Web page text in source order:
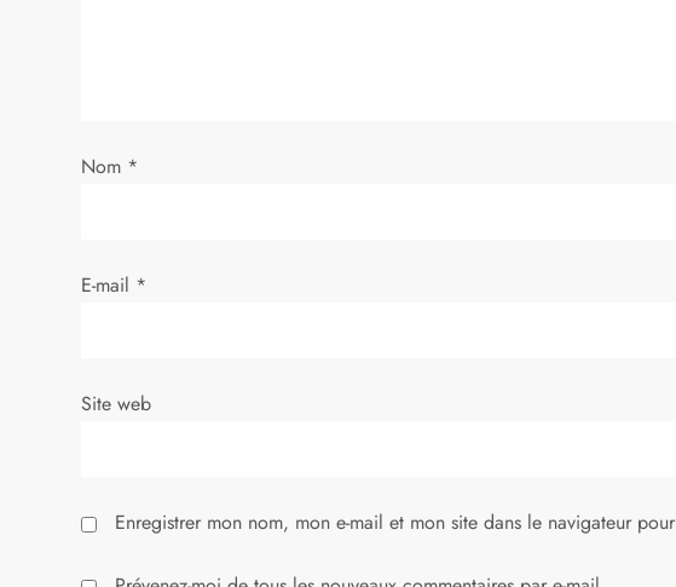
e
t
c
Nom *
E-mail *
Site web
Enregistrer mon nom, mon e-mail et mon site dans le navigateur